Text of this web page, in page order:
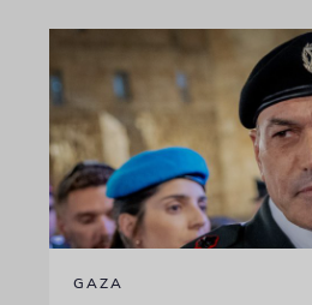
GAZA